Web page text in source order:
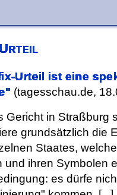
Urteil ist eine
(tagesschau.de,
Gericht in Straßburg
grundsätzlich die
Staates,
und ihren Symbolen
es dürfe